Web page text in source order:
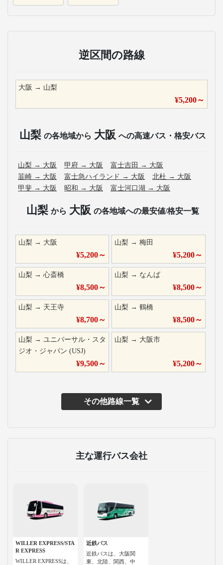
逆区間の路線
大阪 → 山梨
¥5,200～
山梨 の各地域から 大阪 への高速バス・格安バス
山梨 → 大阪 甲府 → 大阪 富士吉田 → 大阪
韮崎 → 大阪 富士急ハイランド → 大阪 北杜 → 大阪
甲斐 → 大阪 昭和 → 大阪 富士河口湖 → 大阪
山梨 から 大阪 の各地域への最安値/格安一覧
山梨 → 大阪
¥5,200～
山梨 →梅田
¥5,200～
山梨 → 心斎橋
¥8,500～
山梨 → なんば
¥8,500～
山梨 → 天王寺
¥8,700～
山梨 →鶴橋
¥8,500～
山梨 → ユニバーサル・スタ
ジオ・ジャパン (USJ)
¥9,500～
山梨 → 大阪市
¥5,200～
その他路線一覧
主な運行バス会社
WILLER EXPRESS/STA
R EXPRESS
WILLER EXPRESSは、
近鉄バス
近鉄バスは、大阪関
東、北陸、関西、中